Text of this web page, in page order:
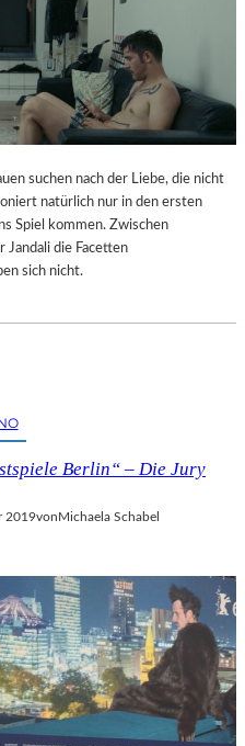
suchen nach der Liebe, die nicht
natürlich nur in den ersten
Spiel kommen. Zwischen
Jandali die Facetten
sich nicht.
Berlin“ – Die Jury
2019vonMichaela Schabel